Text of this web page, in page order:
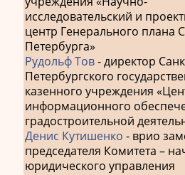
исследовательский и
центр Генерального плана
Петербурга»
Рудольф Тов- директор
Петербургского
казенного учреждения
информационного
градостроительной
Денис Кутишенко - врио
председателя Комитета –
юридического управления